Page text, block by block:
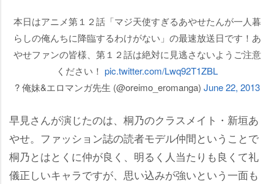
本日はアニメ第１２話「マジ天使すぎるあやせたんが一人暮
らしの俺んちに降臨するわけがない」の最速放送日です！あ
せファンの皆様、第１２話は絶対に見逃さないようご注意
ください！ pic.twitter.com/Lwq92T1ZBL
? 俺妹&エロマンガ先生 (@oreimo_eromanga) June 22, 2013
早見さんが演じたのは、桐乃のクラスメイト・新垣あ
せ。ファッション誌の読者モデル仲間ということで
桐乃とはとくに仲が良く、明るく人当たりも良くて礼
儀正しいキャラですが、思い込みが強いという一面も